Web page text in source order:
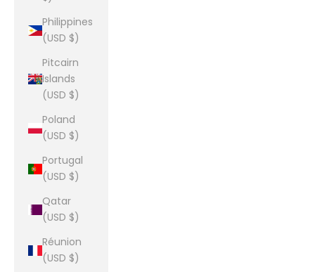
Philippines
(USD $)
Pitcairn
Islands
(USD $)
Poland
(USD $)
Portugal
(USD $)
Qatar
(USD $)
Réunion
(USD $)